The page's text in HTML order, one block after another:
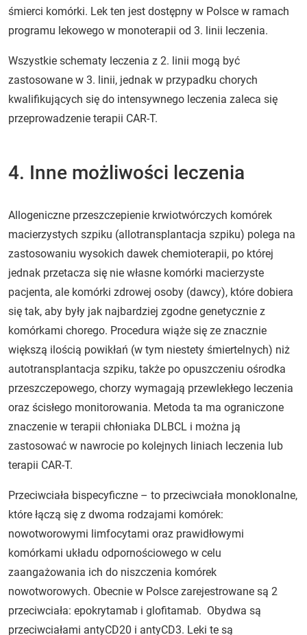
śmierci komórki. Lek ten jest dostępny w Polsce w ramach
programu lekowego w monoterapii od 3. linii leczenia.
Wszystkie schematy leczenia z 2. linii mogą być
zastosowane w 3. linii, jednak w przypadku chorych
kwalifikujących się do intensywnego leczenia zaleca się
przeprowadzenie terapii CAR-T.
4. Inne możliwości leczenia
Allogeniczne przeszczepienie krwiotwórczych komórek
macierzystych szpiku (allotransplantacja szpiku) polega na
zastosowaniu wysokich dawek chemioterapii, po której
jednak przetacza się nie własne komórki macierzyste
pacjenta, ale komórki zdrowej osoby (dawcy), które dobiera
się tak, aby były jak najbardziej zgodne genetycznie z
komórkami chorego. Procedura wiąże się ze znacznie
większą ilością powikłań (w tym niestety śmiertelnych) niż
autotransplantacja szpiku, także po opuszczeniu ośrodka
przeszczepowego, chorzy wymagają przewlekłego leczenia
oraz ścisłego monitorowania. Metoda ta ma ograniczone
znaczenie w terapii chłoniaka DLBCL i można ją
zastosować w nawrocie po kolejnych liniach leczenia lub
terapii CAR-T.
Przeciwciała bispecyficzne – to przeciwciała monoklonalne,
które łączą się z dwoma rodzajami komórek:
nowotworowymi limfocytami oraz prawidłowymi
komórkami układu odpornościowego w celu
zaangażowania ich do niszczenia komórek
nowotworowych. Obecnie w Polsce zarejestrowane są 2
przeciwciała: epokrytamab i glofitamab. Obydwa są
przeciwciałami antyCD20 i antyCD3. Leki te są